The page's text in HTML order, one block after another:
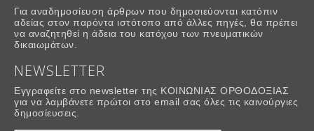
Για αναδημοσίευση άρθρων που δημοσιεύονται κατόπιν
αδείας στον παρόντα ιστότοπο από άλλες πηγές, θα πρέπει
να αναζητηθεί η άδεια του κατόχου των πνευματικών
δικαιωμάτων.
NEWSLETTER
Εγγραφείτε στο newsletter της ΚΟΙΝΩΝΙΑΣ ΟΡΘΟΔΟΞΙΑΣ
για να λαμβάνετε πρώτοι στο email σας όλες τις καινούργιες
δημοσίευσεις.